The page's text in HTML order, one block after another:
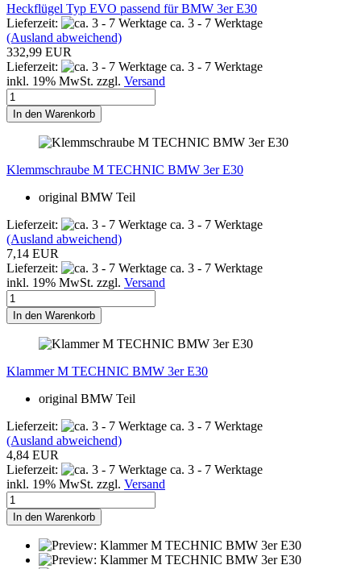
Heckflügel Typ EVO passend für BMW 3er E30
Lieferzeit:
ca. 3 - 7 Werktage
(Ausland abweichend)
332,99 EUR
Lieferzeit:
ca. 3 - 7 Werktage
inkl. 19% MwSt. zzgl. Versand
In den Warenkorb
Klemmschraube M TECHNIC BMW 3er E30
original BMW Teil
Lieferzeit:
ca. 3 - 7 Werktage
(Ausland abweichend)
7,14 EUR
Lieferzeit:
ca. 3 - 7 Werktage
inkl. 19% MwSt. zzgl. Versand
In den Warenkorb
Klammer M TECHNIC BMW 3er E30
original BMW Teil
Lieferzeit:
ca. 3 - 7 Werktage
(Ausland abweichend)
4,84 EUR
Lieferzeit:
ca. 3 - 7 Werktage
inkl. 19% MwSt. zzgl. Versand
In den Warenkorb